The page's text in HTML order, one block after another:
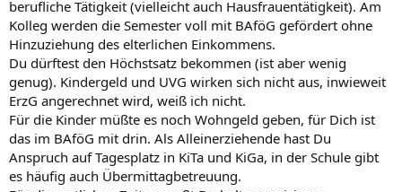
berufliche Tätigkeit (vielleicht auch Hausfrauentätigkeit). Am
Kolleg werden die Semester voll mit BAföG gefördert ohne
Hinzuziehung des elterlichen Einkommens.
Du dürftest den Höchstsatz bekommen (ist aber wenig
genug). Kindergeld und UVG wirken sich nicht aus, inwieweit
ErzG angerechnet wird, weiß ich nicht.
Für die Kinder müßte es noch Wohngeld geben, für Dich ist
das im BAföG mit drin. Als Alleinerziehende hast Du
Anspruch auf Tagesplatz in KiTa und KiGa, in der Schule gibt
es häufig auch Übermittagbetreuung.